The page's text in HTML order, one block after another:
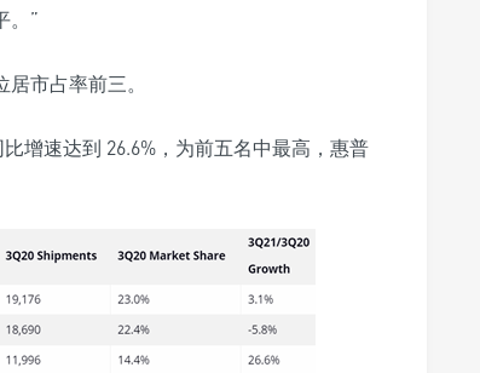
。”
居市占率前三。
增速达到 26.6%，为前五名中最高，惠普